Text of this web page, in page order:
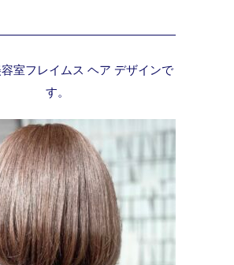
室フレイムス ヘア デザインで
す。